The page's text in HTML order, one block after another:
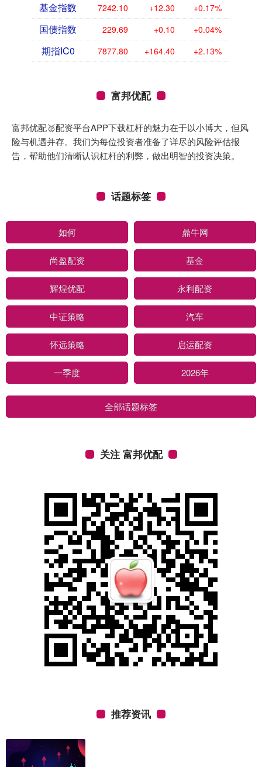
基金指数 7242.10 +12.30 +0.17%
国债指数 229.69 +0.10 +0.04%
期指IC0 7877.80 +164.40 +2.13%
富邦优配
富邦优配🥈配资平台APP下载杠杆的魅力在于以小博大，但风
险与机遇并存。我们为每位投资者准备了详尽的风险评估报
告，帮助他们清晰认识杠杆的利弊，做出明智的投资决策。
话题标签
如何 鼎牛网
尚盈配资 基金
辉煌优配 永利配资
中证策略 汽车
怀远策略 启运配资
一季度 2026年
全部话题标签
关注 富邦优配
推荐资讯